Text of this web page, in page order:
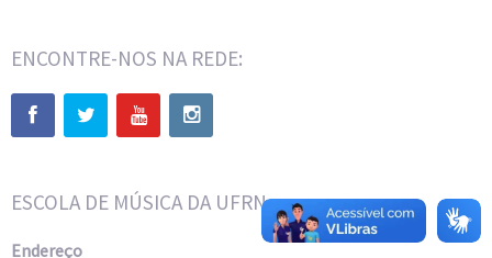
ENCONTRE-NOS NA REDE:
ESCOLA DE MÚSICA DA UFRN
Endereço